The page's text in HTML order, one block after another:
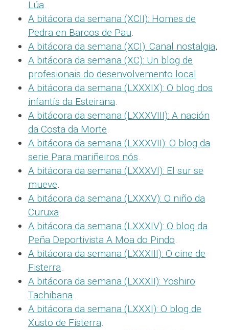
Lúa.
A bitácora da semana (XCII): Homes de
Pedra en Barcos de Pau.
A bitácora da semana (XCI): Canal nostalgia,
A bitácora da semana (XC): Un blog de
profesionais do desenvolvemento local
A bitácora da semana (LXXXIX): O blog dos
infantís da Esteirana.
A bitácora da semana (LXXXVIII): A nación
da Costa da Morte.
A bitácora da semana (LXXXVII): O blog da
serie Para mariñeiros nós.
A bitácora da semana (LXXXVI): El sur se
mueve.
A bitácora da semana (LXXXV): O niño da
Curuxa.
A bitácora da semana (LXXXIV): O blog da
Peña Deportivista A Moa do Pindo.
A bitácora da semana (LXXXIII): O cine de
Fisterra.
A bitácora da semana (LXXXII): Yoshiro
Tachibana.
A bitácora da semana (LXXXI): O blog de
Xusto de Fisterra.